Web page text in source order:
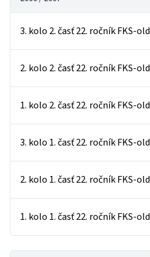
3. kolo 2. časť 22. ročník FKS-old
2. kolo 2. časť 22. ročník FKS-old
1. kolo 2. časť 22. ročník FKS-old
3. kolo 1. časť 22. ročník FKS-old
2. kolo 1. časť 22. ročník FKS-old
1. kolo 1. časť 22. ročník FKS-old